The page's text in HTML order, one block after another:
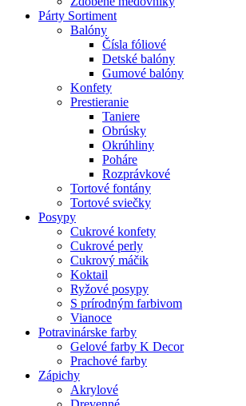
Párty Sortiment
Balóny
Čísla fóliové
Detské balóny
Gumové balóny
Konfety
Prestieranie
Taniere
Obrúsky
Okrúhliny
Poháre
Rozprávkové
Tortové fontány
Tortové sviečky
Posypy
Cukrové konfety
Cukrové perly
Cukrový máčik
Koktail
Ryžové posypy
S prírodným farbivom
Vianoce
Potravinárske farby
Gelové farby K Decor
Prachové farby
Zápichy
Akrylové